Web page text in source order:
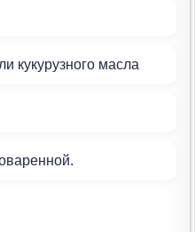
кукурузного масла